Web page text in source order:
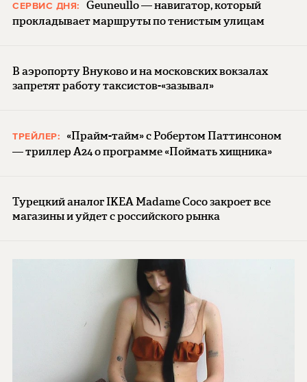
СЕРВИС ДНЯ:
Geuneullo — навигатор, который
прокладывает маршруты по тенистым улицам
В аэропорту Внуково и на московских вокзалах
запретят работу таксистов-«зазывал»
ТРЕЙЛЕР:
«Прайм-тайм» с Робертом Паттинсоном
— триллер A24 о программе «Поймать хищника»
Турецкий аналог IKEA Madame Coco закроет все
магазины и уйдет с российского рынка